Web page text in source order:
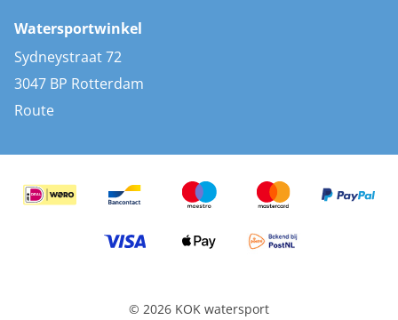
AIS transponders
Stootwillen en fenders
Bootkussens
Zwemtrappen
Watersportwinkel
Sydneystraat 72
3047 BP Rotterdam
Route
© 2026 KOK watersport